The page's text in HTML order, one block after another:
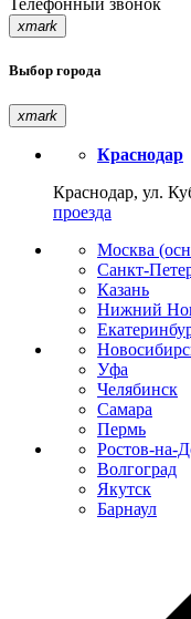
xmark
Выбор города
xmark
Краснодар
Краснодар, ул.
проезда
Москва
Санкт-
Казань
Нижний
Уфа
Челябинск
Самара
Пермь
Ростов-на-
Волгоград
Якутск
Барнаул